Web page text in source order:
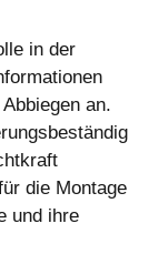
in der
an.
die Montage
und ihre